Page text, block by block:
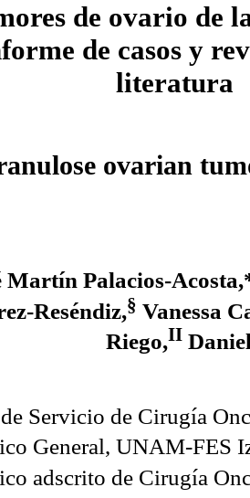
de ovario de
de casos y
literatura
ovarian
Martín Palacios-
Reséndiz,§ Vanessa
Riego,II
Servicio de Cirugía
General, UNAM-FES
adscrito de Cirugía